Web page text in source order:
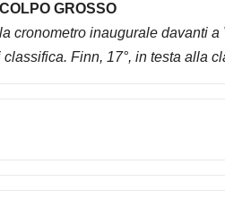
GROSSO
cronometro inaugurale davanti
Finn, 17°, in testa alla